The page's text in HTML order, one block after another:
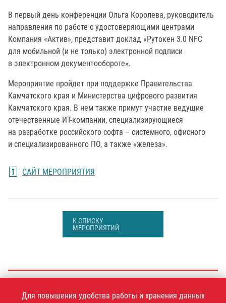
В первый день конференции Ольга Королева, руководитель
направления по работе с удостоверяющими центрами
Компания «Актив», представит доклад «Рутокен 3.0 NFC
для мобильной (и не только) электронной подписи
в электронном документообороте».
Мероприятие пройдет при поддержке Правительства
Камчатского края и Министерства цифрового развития
Камчатского края. В нем также примут участие ведущие
отечественные ИТ-компании, специализирующиеся
на разработке российского софта – системного, офисного
и специализированного ПО, а также «железа».
САЙТ МЕРОПРИЯТИЯ
К СПИСКУ
МЕРОПРИЯТИЙ
+7 (495)925-77-90
Для повышения удобства работы и хранения данных